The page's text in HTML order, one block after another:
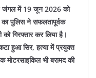
जंगल में 19 जून 2026 को
पुलिस ने सफलतापूर्वक
गिरफ्तार कर लिया है।
हुआ सिर, हत्या में प्रयुक्त
मोटरसाइकिल भी बरामद की